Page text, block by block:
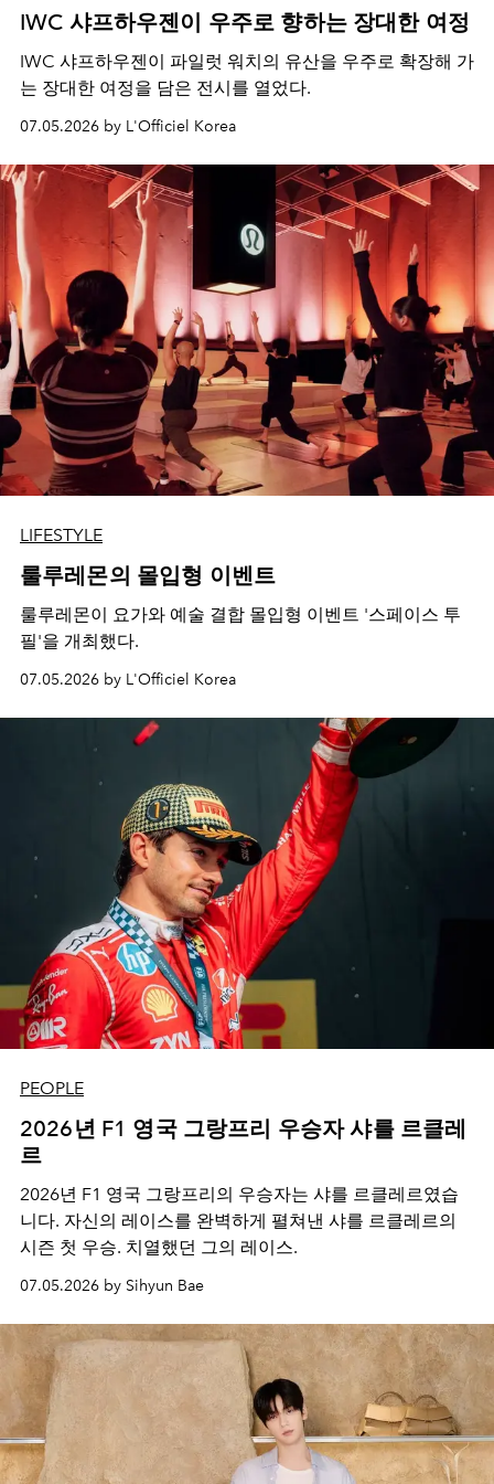
IWC 샤프하우젠이 우주로 향하는 장대한 여정
IWC 샤프하우젠이 파일럿 워치의 유산을 우주로 확장해 가
는 장대한 여정을 담은 전시를 열었다.
07.05.2026 by L'Officiel Korea
LIFESTYLE
룰루레몬의 몰입형 이벤트
룰루레몬이 요가와 예술 결합 몰입형 이벤트 '스페이스 투
필'을 개최했다.
07.05.2026 by L'Officiel Korea
PEOPLE
2026년 F1 영국 그랑프리 우승자 샤를 르클레
르
2026년 F1 영국 그랑프리의 우승자는 샤를 르클레르였습
니다. 자신의 레이스를 완벽하게 펼쳐낸 샤를 르클레르의
시즌 첫 우승. 치열했던 그의 레이스.
07.05.2026 by Sihyun Bae